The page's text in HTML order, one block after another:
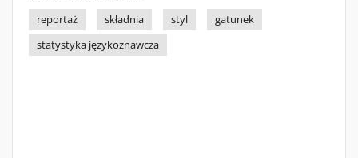
reportaż
składnia styl
gatunek
statystyka językoznawcza